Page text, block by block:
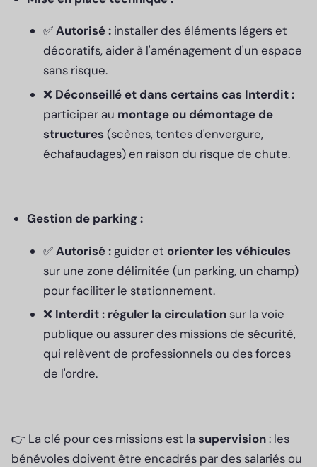
✅Autorisé :installer des éléments légers et
décoratifs, aider à l'aménagement d'un espace
sans risque.
❌ Déconseillé et dans certains cas Interdit :
participer au montage ou démontage de
structures (scènes, tentes d'envergure,
échafaudages) en raison du risque de chute.
Gestion de parking :
✅Autorisé :guider et orienter les véhicules
sur une zone délimitée (un parking, un champ)
pour faciliter le stationnement.
❌ Interdit : réguler la circulationsur la voie
publique ou assurer des missions de sécurité,
qui relèvent de professionnels ou des forces
de l'ordre.
👉 La clé pour ces missions est la supervision: les
bénévoles doivent être encadrés par des salariés ou